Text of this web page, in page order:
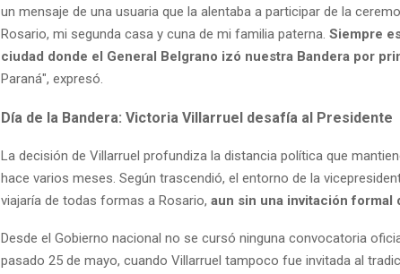
un mensaje de una usuaria que la alentaba a participar de la
Rosario, mi segunda casa y cuna de mi familia paterna. Siempre
ciudad donde el General Belgrano izó nuestra Bandera por
Paraná", expresó.
Día de la Bandera: Victoria Villarruel desafía al Presidente
La decisión de Villarruel profundiza la distancia política que
hace varios meses. Según trascendió, el entorno de la
viajaría de todas formas a Rosario, aun sin una invitación formal
Desde el Gobierno nacional no se cursó ninguna convocatoria
pasado 25 de mayo, cuando Villarruel tampoco fue invitada al